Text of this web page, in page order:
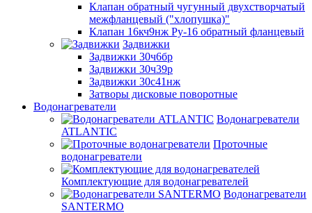
Клапан обратный чугунный двухстворчатый
межфланцевый ("хлопушка)"
Клапан 16кч9нж Ру-16 обратный фланцевый
Задвижки
Задвижки 30ч6бр
Задвижки 30ч39р
Задвижки 30с41нж
Затворы дисковые поворотные
Водонагреватели
Водонагреватели
ATLANTIC
Проточные
водонагреватели
Комплектующие для водонагревателей
Водонагреватели
SANTERMO